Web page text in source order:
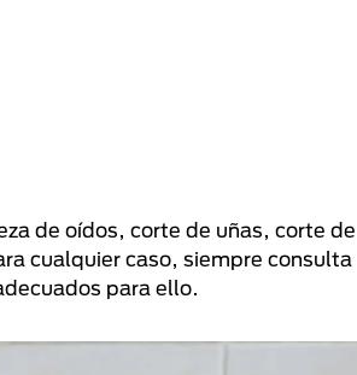
de oídos, corte de uñas, corte de
cualquier caso, siempre consulta
para ello.